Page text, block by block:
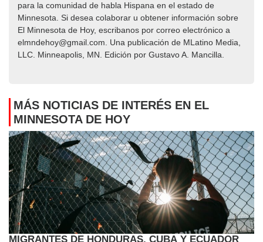
para la comunidad de habla Hispana en el estado de
Minnesota. Si desea colaborar u obtener información sobre
El Minnesota de Hoy, escribanos por correo electrónico a
elmndehoy@gmail.com. Una publicación de MLatino Media,
LLC. Minneapolis, MN. Edición por Gustavo A. Mancilla.
MÁS NOTICIAS DE INTERÉS EN EL
MINNESOTA DE HOY
MIGRANTES DE HONDURAS, CUBA Y ECUADOR